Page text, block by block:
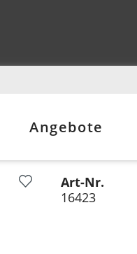
Angebote
Art-Nr.
16423